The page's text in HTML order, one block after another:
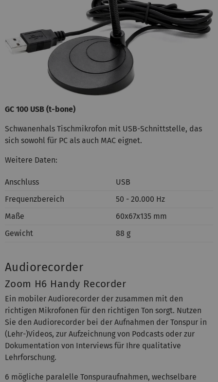
GC 100 USB (t-bone)
Schwanenhals Tischmikrofon mit USB-Schnittstelle, das
sich sowohl für PC als auch MAC eignet.
Weitere Daten:
Anschluss
USB
Frequenzbereich
50 - 20.000 Hz
Maße
60x67x135 mm
Gewicht
88 g
Audiorecorder
Zoom H6 Handy Recorder
Ein mobiler Audiorecorder der zusammen mit den
richtigen Mikrofonen für den richtigen Ton sorgt. Nutzen
Sie den Audiorecorder bei der Aufnahmen der Tonspur in
(Lehr-)Videos, zur Aufzeichnung von Podcasts oder zur
Dokumentation von Interviews für Ihre qualitative
Lehrforschung.
6 mögliche paralelle Tonspuraufnahmen, wechselbare